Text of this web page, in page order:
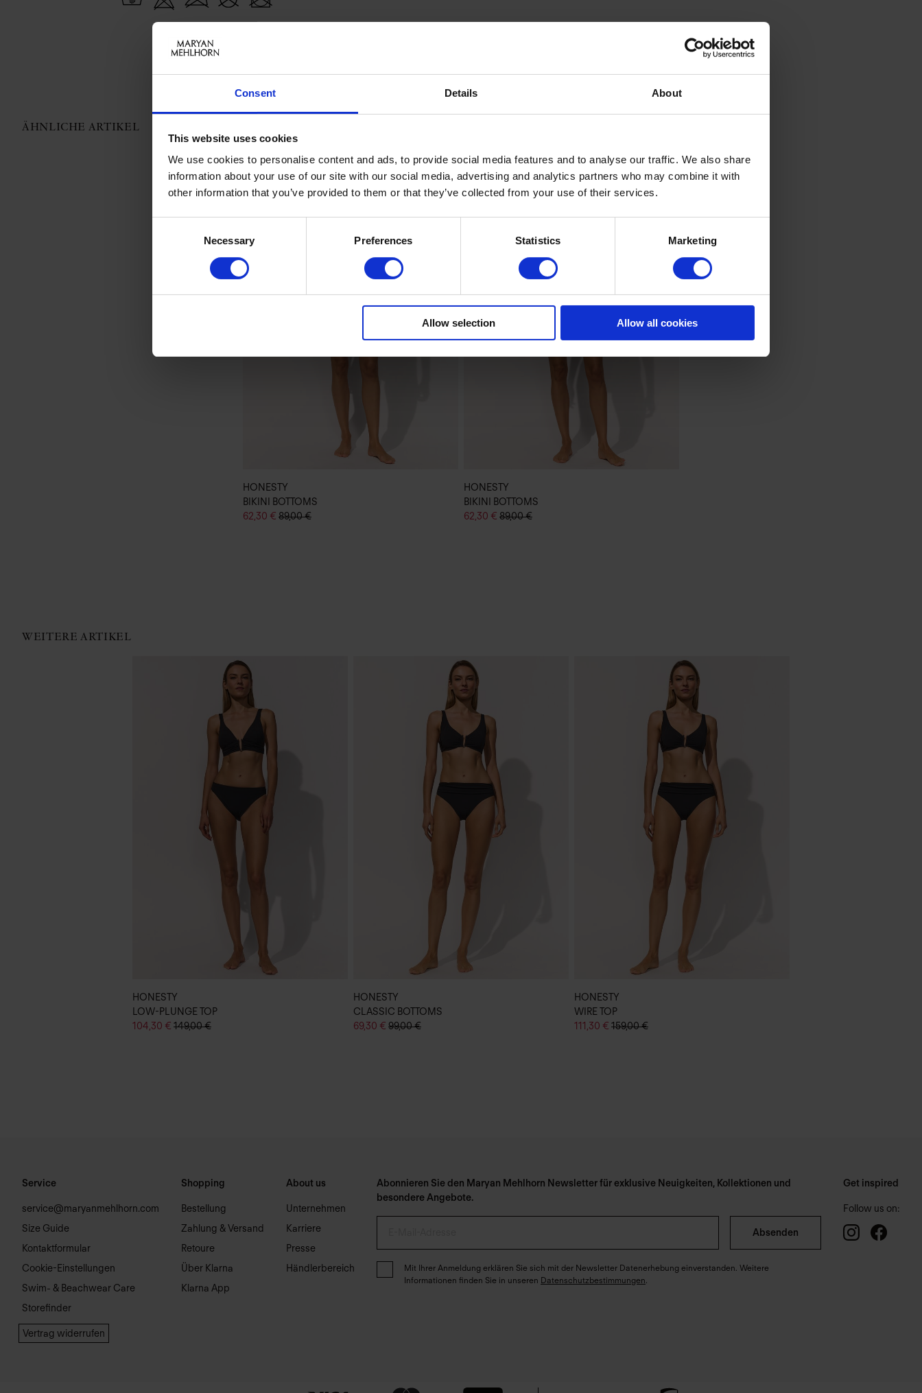
Consent Details About
This website uses cookies
We use cookies to personalise content and ads, to provide social media features and to analyse our traffic. We also share
information about your use of our site with our social media, advertising and analytics partners who may combine it with
other information that you’ve provided to them or that they’ve collected from your use of their services.
Necessary Preferences Statistics Marketing
Allow selection Allow all cookies
ÄHNLICHE ARTIKEL
HONESTY
BIKINI BOTTOMS
62,30 € 89,00 €
HONESTY
BIKINI BOTTOMS
62,30 € 89,00 €
WEITERE ARTIKEL
HONESTY
LOW-PLUNGE TOP
104,30 € 149,00 €
HONESTY
CLASSIC BOTTOMS
69,30 € 99,00 €
HONESTY
WIRE TOP
111,30 € 159,00 €
Service
service@maryanmehlhorn.com
Size Guide
Kontaktformular
Cookie-Einstellungen
Swim- & Beachwear Care
Storefinder
Vertrag widerrufen
Shopping
Bestellung
Zahlung & Versand
Retoure
Über Klarna
Klarna App
About us
Unternehmen
Karriere
Presse
Händlerbereich
Abonnieren Sie den Maryan Mehlhorn Newsletter für exklusive Neuigkeiten, Kollektionen und
besondere Angebote.
Absenden
Mit Ihrer Anmeldung erklären Sie sich mit der Newsletter Datenerhebung einverstanden. Weitere
Informationen finden Sie in unseren Datenschutzbestimmungen.
Get inspired
Follow us on: